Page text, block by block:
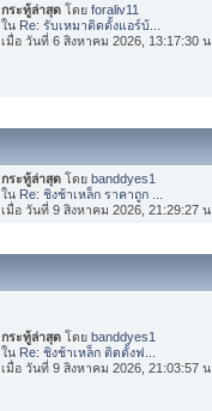
กระทู้ล่าสุด โดยforaliv11
ใน Re: รับเหมาติดตั้งแอร์บ้...
เมื่อ วันที่ 6 สิงหาคม 2026, 13:17:30 น.
กระทู้ล่าสุด โดยbanddyes1
ใน Re: ชิงช้าเหล็ก ราคาถูก ...
เมื่อ วันที่ 9 สิงหาคม 2026, 21:29:27 น.
กระทู้ล่าสุด โดยbanddyes1
ใน Re: ชิงช้าเหล็ก ติดตั้งฟ...
เมื่อ วันที่ 9 สิงหาคม 2026, 21:03:57 น.